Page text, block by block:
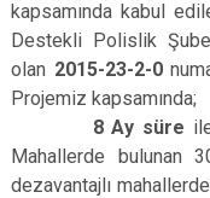
kapsamında kabul
Destekli Polislik
olan 2015-23-2-0
Projemiz kapsamında;
8 Ay süre
Mahallerde bulunan
dezavantajlı